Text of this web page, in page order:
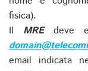
fisica).
Il MREdeve
email indicata